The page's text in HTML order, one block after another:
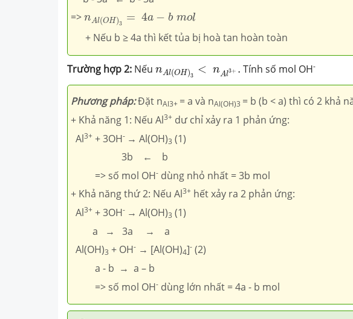
=> nAl(OH)3 = 4a − b mol
n 4a bmol
+ Nếu b ≥ 4a thì kết tủa bị hoà tan hoàn toàn
Trường hợp 2: Nếu nAl(OH)3 < nAl3+ .
n Al(OH 3< n l3 +.
Tính số mol OH-
Phương pháp:Đặt nAl3+ = a và nAl(OH)3 = b (b < a) thì có 2 khả
+ Khả năng 1: Nếu Al3+ dư chỉ xảy ra 1 phản ứng:
Al3+ + 3OH- → Al(OH)3 (1)
3b ← b
=> số mol OH- dùng nhỏ nhất = 3b mol
+ Khả năng thứ 2: Nếu Al3+ hết xảy ra 2 phản ứng:
Al3+ + 3OH- → Al(OH)3 (1)
a → 3a → a
Al(OH)3 + OH- → [Al(OH)4]- (2)
a - b → a – b
=> số mol OH- dùng lớn nhất = 4a - b mol